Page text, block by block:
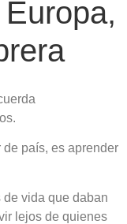
país, es aprender
de vida que daban
lejos de quienes